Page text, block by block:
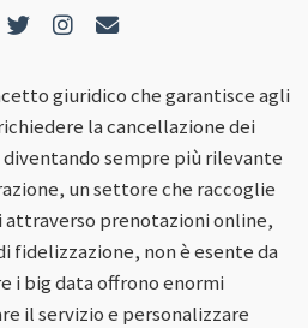
giuridico che garantisce agli
la cancellazione dei
sempre più rilevante
un settore che raccoglie
attraverso prenotazioni online,
fidelizzazione, non è esente da
i big data offrono enormi
il servizio e personalizzare